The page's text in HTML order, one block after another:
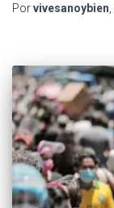
Porvivesanoybien